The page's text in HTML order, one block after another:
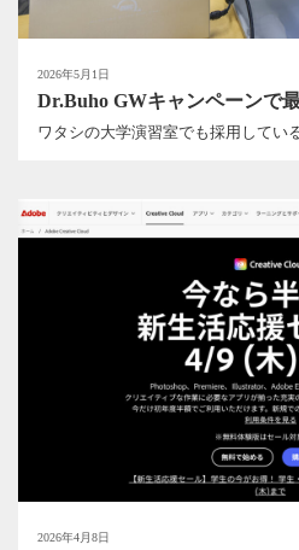
2026年5月1日
Dr.Buho GWキャンペーンで
ワタシの大学演習室でも採用してい
2026年4月8日